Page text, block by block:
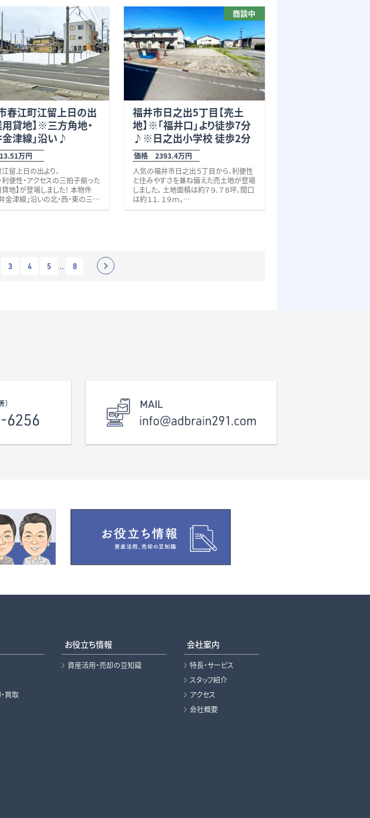
エアコン リビング１台 寝室１
部クリーニング済 エエアコン
は新規入替では無い為保証等
せん。
あり、建物プランの自由度も高
です。 徒歩圏内には、ニトリ（約
ルビス（約１０分）、ウエルシア
と生活利便施設が充実。
ネッス公園（約６分）や内科・歯
ックも徒歩６分圏内にそろう、安
境です。 上下水道引込済のた
コストも抑えやすいのも嬉しいポ
駅近で、広さも妥協したくない」
にぜひご検討いただきたい一画
た、南隣の区画も同時販売中！
間口約１１．８ｍの整形地（角地
せん）。
理想に合わせてお選びいただ
並びで比較検討できる今がチャ
区 鳥羽小学校／中
※上下水道引込あり
いて：角地につき、隅切り部分
ｍは含んでおりません。
・クスリのアオキ東鯖江店(徒歩9分）
・ワイプラザグルメ館東鯖江店（徒歩10
分）
・惜陰小学校（徒歩10分）
その他、飲食店等が豊富に点在。生活に
便利な施設が揃っています。 また、国道8
号線へのアクセスが大変良好で、車で1
分です♪ 【住宅詳細】『耐震+制震』で地
震に強い
安心住宅です。（ 耐震等級3取得
） 2号棟は、お料理中も家族を見守れ
る対面キッチンに、19帖もの広々LDK。
食品や日用品のストックがすっきり収納
できるパントリー付きなのも嬉しいポイン
トです！ 2階には、大容量の収納が可能な
ウォークインクローゼットや、洗濯物がよ
車スペースは、来客時も安心の3～4台
分。 ちょっと気になる…そんな段階でも
大歓迎です！
現地見学・資料請求・住宅ローンのご相
談の他、些細なことでも何でもお気軽に
お問い合わせください♪ お待ちしており
春江町江留上日の出
用貸地】※三方角地・
金津線」沿い♪
万円
留上日の出より、
利便性・アクセスの三拍子揃った
貸地】が登場しました！ 本物件
金津線」沿いの北・西・東の三方
おいてもメリットのある環境が
ます。 車で約５分圏内には、「エ
ドふくい」や「アル・プラザ ア
ぜひ一度ご検討ください。 ※敷
金・契約期間などの諸条件は、ご
じます。
証会社利用先・契約期間：要相
商談中
福井市日之出5丁目【売土
地】※｢福井口｣より徒歩7分
♪※日之出小学校 徒歩2分
価格 2393.4万円
人気の福井市日之出５丁目から、利便性
と住みやすさを兼ね備えた売土地が登場
しました。 土地面積は約７９．７８坪、間口
は約１１．１９ｍ。
駐車スペース＋お庭＋ゆとりある建物配
問い合わせください。 校区 日之出小
学校（約130m・徒歩2分）、成和中学校
（約900ｍ・徒歩13分） ※現況有姿（更
※準防火地域
3 4 5 .. 8
買取
お役立ち情報
資産活用・売却の豆知識
会社案内
特長・サービス
スタッフ紹介
アクセス
会社概要